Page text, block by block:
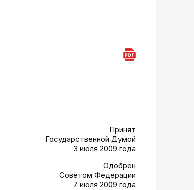
Принят
Государственной Думой
3 июля 2009 года
Одобрен
Советом Федерации
7 июля 2009 года